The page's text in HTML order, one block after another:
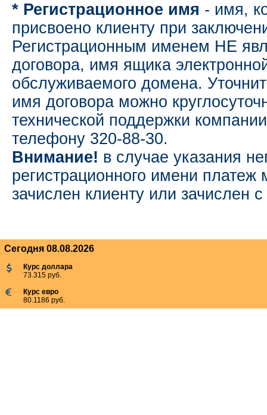
* Регистрационное имя - имя,
присвоено клиенту при
Регистрационным именем НЕ
договора, имя ящика
обслуживаемого домена.
имя договора можно
технической поддержки
телефону 320-88-30.
Внимание! в случае указания
регистрационного имени платеж
зачислен клиенту или зачислен
Сегодня 08.08.2026
Курс доллара
73.315 руб.
Курс евро
80.1186 руб.